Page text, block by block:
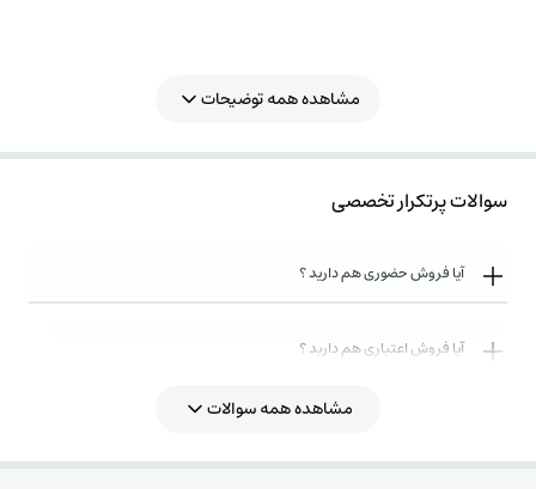
مشاهده همه توضیحات
سوالات پرتکرار تخصصی
آیا فروش حضوری هم دارید ؟
آیا فروش اعتباری هم دارید ؟
روش های ارسال کالا به چه صورت میباشد ؟
مشاهده همه سوالات